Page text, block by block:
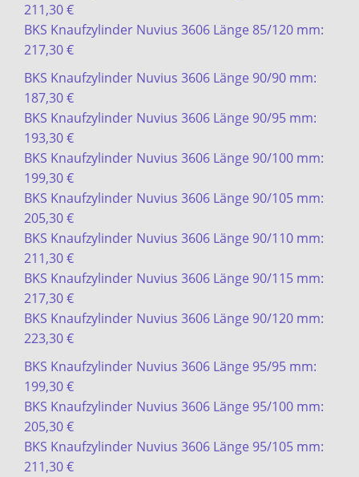
211,30 €
BKS Knaufzylinder Nuvius 3606 Länge 85/120 mm:
217,30 €
BKS Knaufzylinder Nuvius 3606 Länge 90/90 mm:
187,30 €
BKS Knaufzylinder Nuvius 3606 Länge 90/95 mm:
193,30 €
BKS Knaufzylinder Nuvius 3606 Länge 90/100 mm:
199,30 €
BKS Knaufzylinder Nuvius 3606 Länge 90/105 mm:
205,30 €
BKS Knaufzylinder Nuvius 3606 Länge 90/110 mm:
211,30 €
BKS Knaufzylinder Nuvius 3606 Länge 90/115 mm:
217,30 €
BKS Knaufzylinder Nuvius 3606 Länge 90/120 mm:
223,30 €
BKS Knaufzylinder Nuvius 3606 Länge 95/95 mm:
199,30 €
BKS Knaufzylinder Nuvius 3606 Länge 95/100 mm:
205,30 €
BKS Knaufzylinder Nuvius 3606 Länge 95/105 mm:
211,30 €